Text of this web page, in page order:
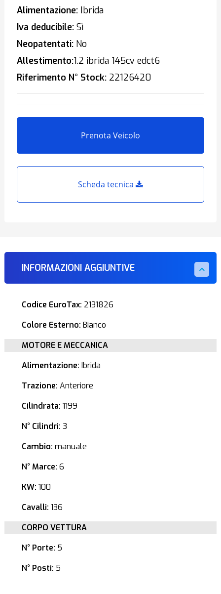
Alimentazione:Ibrida
Iva deducibile:Sì
Neopatentati:No
Allestimento:1.2 ibrida 145cv edct6
Riferimento N° Stock:22126420
Prenota Veicolo
Scheda tecnica
INFORMAZIONI AGGIUNTIVE
Codice EuroTax: 2131826
Colore Esterno: Bianco
MOTORE E MECCANICA
Alimentazione: Ibrida
Trazione: Anteriore
Cilindrata: 1199
N° Cilindri: 3
Cambio: manuale
N° Marce: 6
KW: 100
Cavalli: 136
CORPO VETTURA
N° Porte: 5
N° Posti: 5